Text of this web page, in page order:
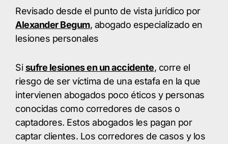
Revisado desde el punto de vista jurídico por
Alexander Begum, abogado especializado en
lesiones personales
Sisufre lesiones en un accidente, corre el
riesgo de ser víctima de una estafa en la que
intervienen abogados poco éticos y personas
conocidas como corredores de casos o
captadores. Estos abogados les pagan por
captar clientes. Los corredores de casos y los